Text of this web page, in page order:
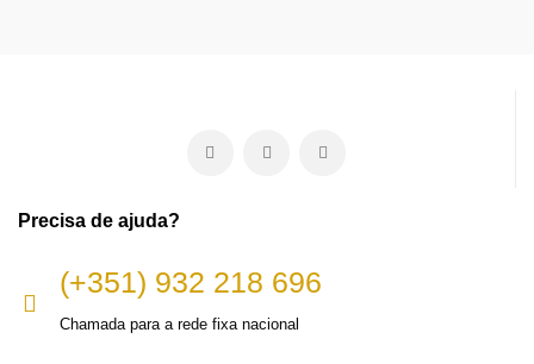
Precisa de ajuda?
(+351) 932 218 696
Chamada para a rede fixa nacional